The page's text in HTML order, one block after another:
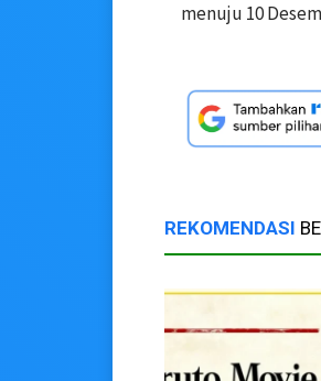
menuju 10
REKOMENDASI